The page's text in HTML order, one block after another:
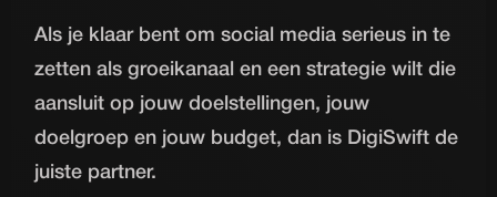
Als je klaar bent om social media serieus in te
zetten als groeikanaal en een strategie wilt die
aansluit op jouw doelstellingen, jouw
doelgroep en jouw budget, dan is DigiSwift de
juiste partner.